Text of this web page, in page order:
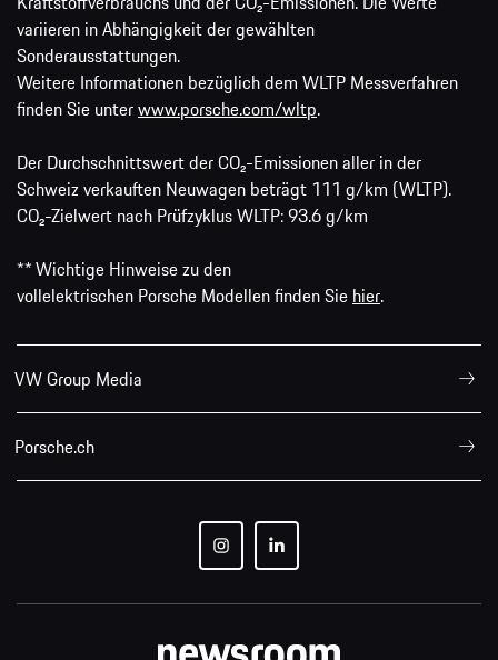
variieren in Abhängigkeit der gewählten
Sonderausstattungen.
Weitere Informationen bezüglich dem WLTP Messverfahren
finden Sie unterwww.porsche.com/wltp.
Der Durchschnittswert der CO₂-Emissionen aller in der
Schweiz verkauften Neuwagen beträgt 111 g/km (WLTP).
CO₂-Zielwert nach Prüfzyklus WLTP: 93.6 g/km
** Wichtige Hinweise zu den
vollelektrischen Porsche Modellen finden Sie hier.
VW Group Media
Porsche.ch